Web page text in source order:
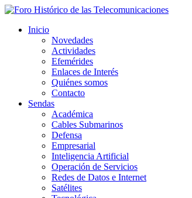
Inicio
Novedades
Actividades
Efemérides
Enlaces de Interés
Quiénes somos
Contacto
Sendas
Académica
Cables Submarinos
Defensa
Empresarial
Inteligencia Artificial
Operación de Servicios
Redes de Datos e Internet
Satélites